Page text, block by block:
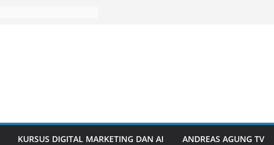
KURSUS DIGITAL MARKETING DAN AI ANDREAS AGUNG TV